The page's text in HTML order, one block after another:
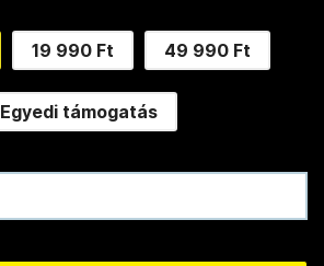
19 990 Ft 49 990 Ft
Egyedi támogatás